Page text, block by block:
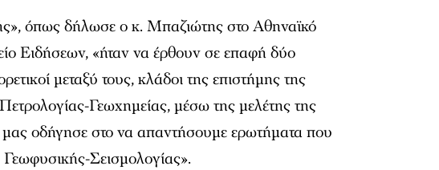
όπως δήλωσε ο κ. Μπαζιώτης στο Αθηναϊκό
Ειδήσεων, «ήταν να έρθουν σε επαφή δύο
μεταξύ τους, κλάδοι της επιστήμης της
Γεωχημείας, μέσω της μελέτης της
οδήγησε στο να απαντήσουμε ερωτήματα που
Σεισμολογίας».